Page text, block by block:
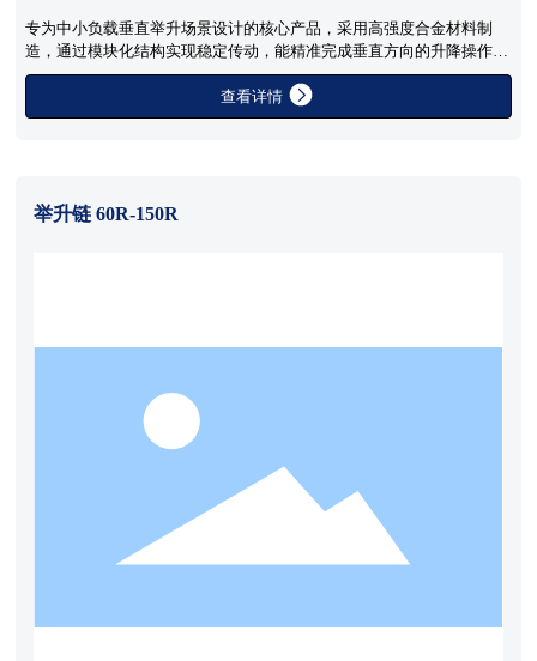
专为中小负载垂直举升场景设计的核心产品，采用高强度合金材料制
造，通过模块化结构实现稳定传动，能精准完成垂直方向的升降操作，
适配多种工业自动化设备的集成需求。
查看详情
举升链 60R-150R